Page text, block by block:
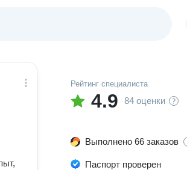
Рейтинг специалиста
4.9 84 оценки
Выполнено 66 заказов
Паспорт проверен